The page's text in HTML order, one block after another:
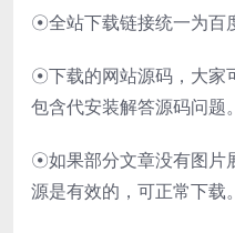
☉全站下载链接统一为百
☉下载的网站源码，大家
包含代安装解答源码问题。
☉如果部分文章没有图片
源是有效的，可正常下载。